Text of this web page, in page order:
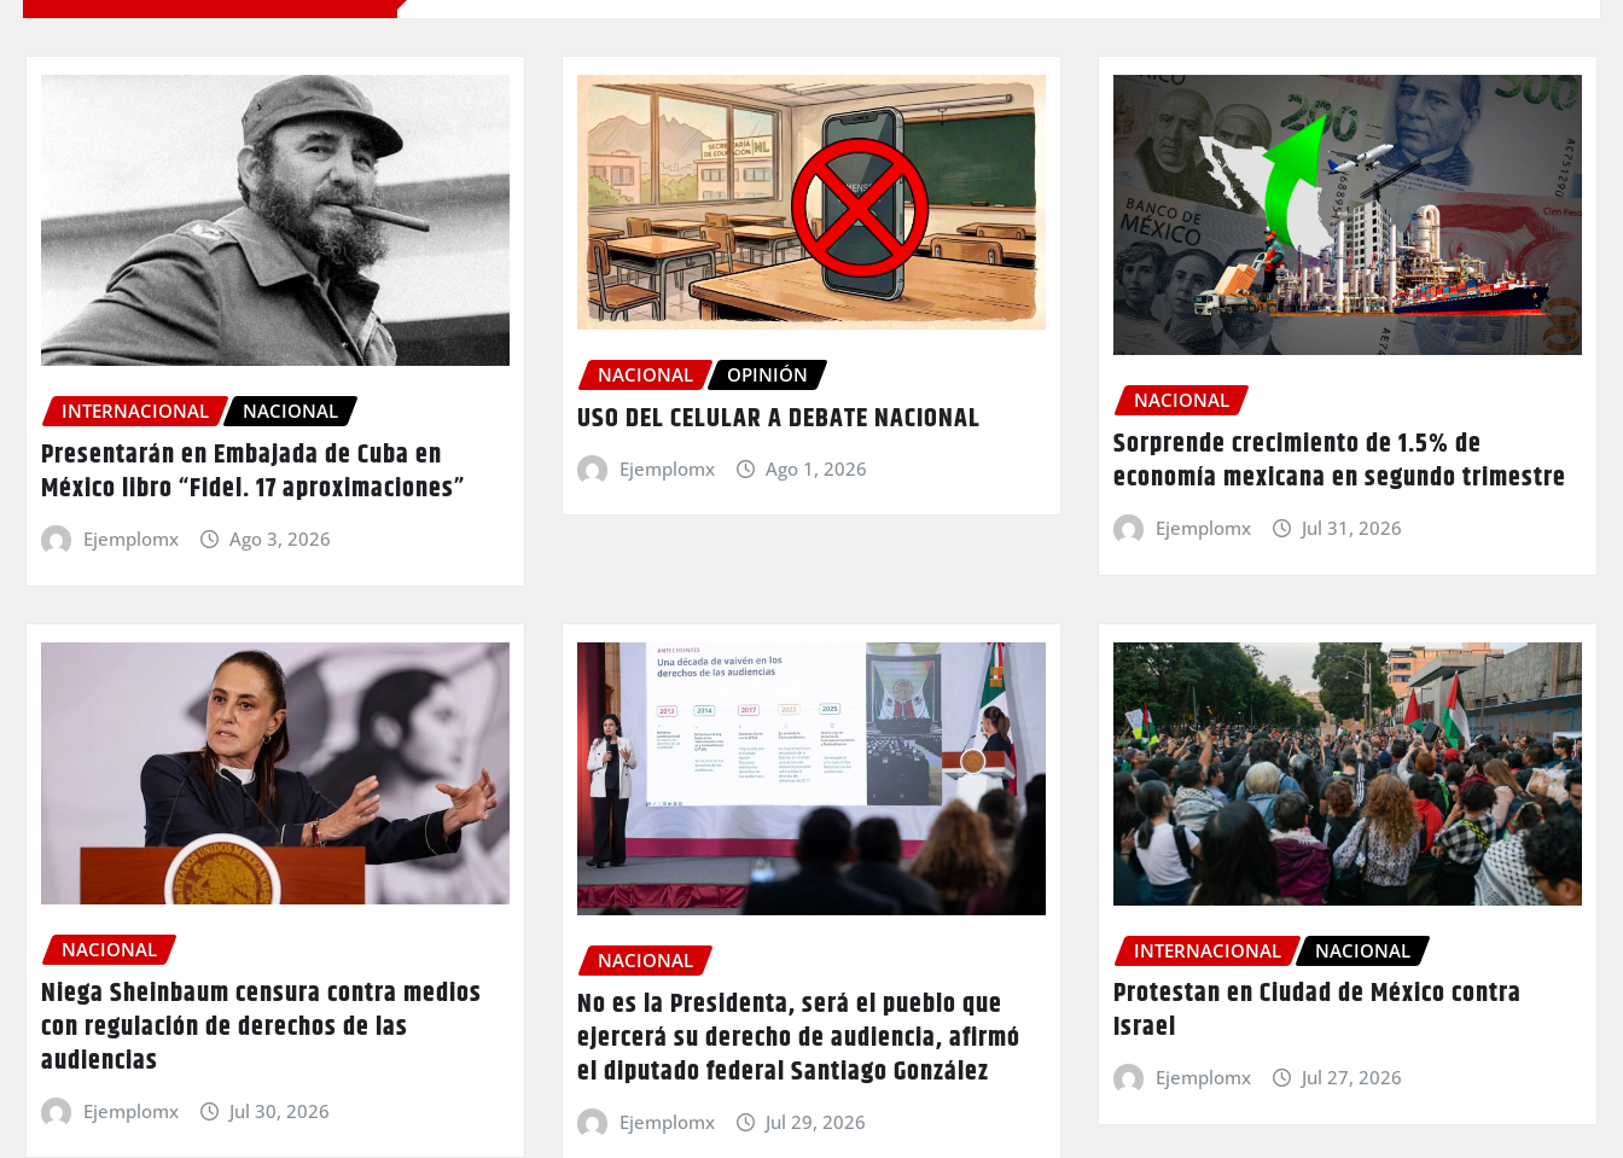
INTERNACIONAL NACIONAL
Presentarán en Embajada de Cuba en
México libro “Fidel. 17 aproximaciones”
Ejemplomx Ago 3, 2026
NACIONAL OPINIÓN
USO DEL CELULAR A DEBATE NACIONAL
Ejemplomx Ago 1, 2026
NACIONAL
Sorprende crecimiento de 1.5% de
economía mexicana en segundo trimestre
Ejemplomx Jul 31, 2026
NACIONAL
Niega Sheinbaum censura contra medios
con regulación de derechos de las
audiencias
Ejemplomx Jul 30, 2026
NACIONAL
No es la Presidenta, será el pueblo que
ejercerá su derecho de audiencia, afirmó
el diputado federal Santiago González
Ejemplomx Jul 29, 2026
INTERNACIONAL NACIONAL
Protestan en Ciudad de México contra
Israel
Ejemplomx Jul 27, 2026